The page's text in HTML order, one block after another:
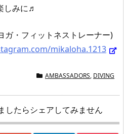
しみに♬
ガ・フィットネストレーナー)
mikaloha.1213
AMBASSADORS, DIVING
したらシェアしてみません